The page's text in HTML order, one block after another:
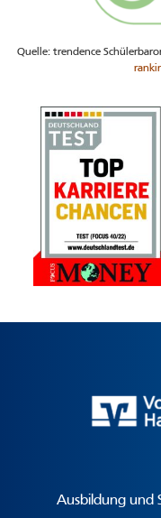
Quelle: trendence
Ausbildung und